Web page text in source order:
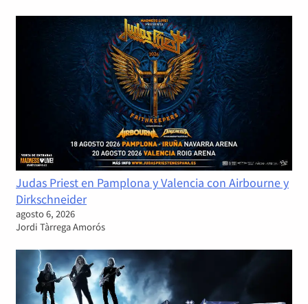
Judas Priest en Pamplona y Valencia con Airbourne y
Dirkschneider
agosto 6, 2026
Jordi Tàrrega Amorós